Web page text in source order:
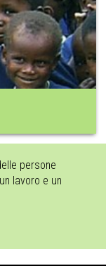
persone
lavoro e un